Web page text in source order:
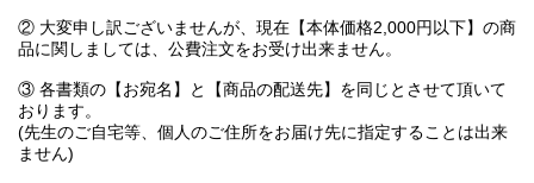
② 大変申し訳ございませんが、現在【本体価格2,000円以下】の商
品に関しましては、公費注文をお受け出来ません。
③ 各書類の【お宛名】と【商品の配送先】を同じとさせて頂いて
おります。
(先生のご自宅等、個人のご住所をお届け先に指定することは出来
ません)